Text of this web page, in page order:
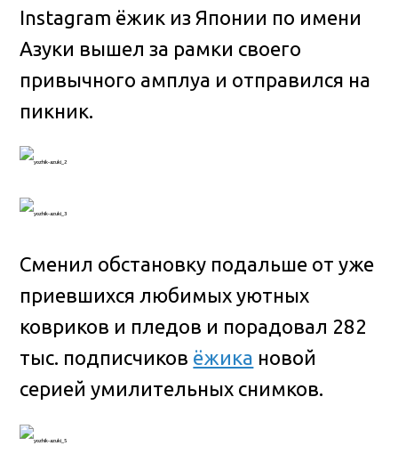
Instagram ёжик из Японии по имени
Азуки вышел за рамки своего
привычного амплуа и отправился на
пикник.
Сменил обстановку подальше от уже
приевшихся любимых уютных
ковриков и пледов и порадовал 282
тыс. подписчиков ёжика новой
серией умилительных снимков.